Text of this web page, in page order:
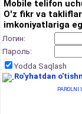
Mobile telifon
O'z fikr va
imkoniyatlariga
Логин:
Пароль:
Yodda Saqlash
Ro'yhatdan
PAROLNI